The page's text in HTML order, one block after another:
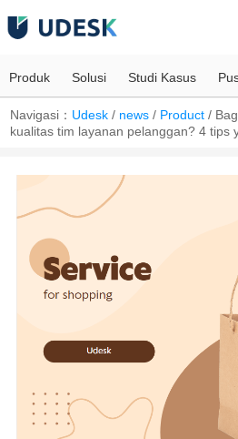
Produk Solusi Studi Kasus
Navigasi： Udesk / news / Product /
kualitas tim layanan pelanggan? 4 tips